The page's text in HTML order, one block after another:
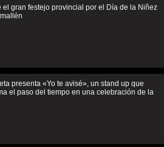
el gran festejo provincial por el Día de la Niñez
presenta «Yo te avisé», un stand up que
el paso del tiempo en una celebración de la